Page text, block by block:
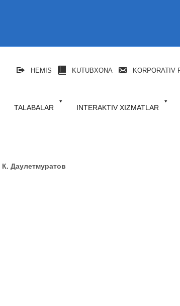
HEMIS KUTUBXONA KORPORATIV
TALABALAR INTERAKTIV XIZMATLAR
К. Даулетмуратов